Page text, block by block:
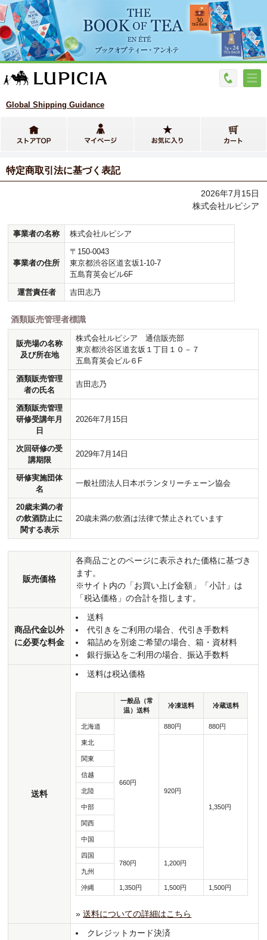
Global Shipping Guidance
特定商取引法に基づく表記
2026年7月15日
株式会社ルピシア
事業者の名称 株式会社ルピシア
事業者の住所
〒150-0043
東京都渋谷区道玄坂1-10-7
五島育英会ビル6F
運営責任者
吉田志乃
酒類販売管理者標識
販売場の名称
及び所在地
株式会社ルピシア 通信販売部
東京都渋谷区道玄坂１丁目１０－７
五島育英会ビル６F
酒類販売管理
者の氏名
吉田志乃
酒類販売管理
研修受講年月
日
2026年7月15日
次回研修の受
講期限
2029年7月14日
研修実施団体
名
一般社団法人日本ボランタリーチェーン協会
20歳未満の者
の飲酒防止に
関する表示
20歳未満の飲酒は法律で禁止されています
販売価格
各商品ごとのページに表示された価格に基づき
ます。
※サイト内の「お買い上げ金額」「小計」は
「税込価格」の合計を指します。
商品代金以外
に必要な料金
送料
代引きをご利用の場合、代引き手数料
箱詰めを別途ご希望の場合、箱・資材料
銀行振込をご利用の場合、振込手数料
送料
送料は税込価格
一般品（常
温）送料
冷凍送料 冷蔵送料
北海道
660円
880円 880円
東北
920円
1,350円
関東
信越
北陸
中部
関西
中国
四国
780円
1,200円
九州
沖縄 1,350円 1,500円 1,500円
»送料についての詳細はこちら
クレジットカード決済